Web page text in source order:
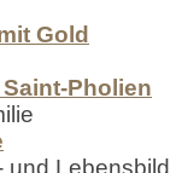
Gold
Pholien
und